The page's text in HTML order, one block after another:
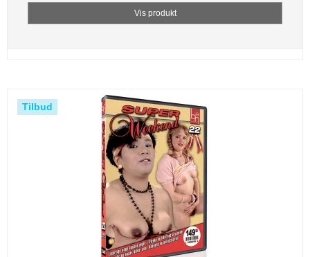
Vis produkt
Tilbud